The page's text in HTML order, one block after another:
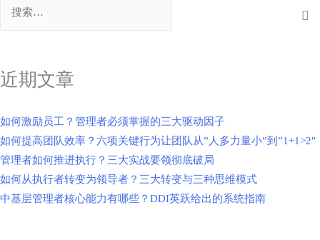
近期文章
如何激励员工？管理者必须掌握的三大驱动因子
如何提高团队效率？六项关键行为让团队从”人多力量小”到”1+1>2″
管理者如何推进执行？三大实战要领彻底破局
如何从执行者转变为领导者？三大转变与三种思维模式
中基层管理者核心能力有哪些？DDI英跃给出的系统指南